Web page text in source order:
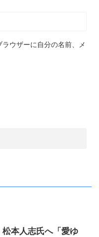
ウザーに自分の名前、メ
本人志氏へ「愛ゆ